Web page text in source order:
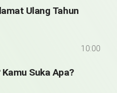
Ulang Tahun
10:00
Suka Apa?